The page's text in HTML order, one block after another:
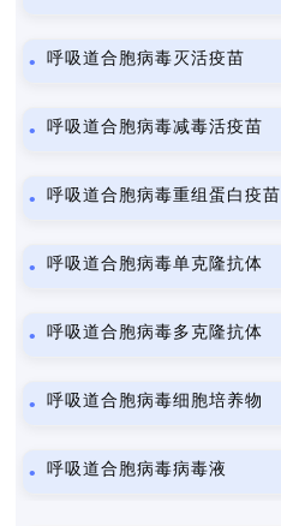
呼吸道合胞病毒灭活疫苗
呼吸道合胞病毒减毒活疫苗
呼吸道合胞病毒重组蛋白疫苗
呼吸道合胞病毒单克隆抗体
呼吸道合胞病毒多克隆抗体
呼吸道合胞病毒细胞培养物
呼吸道合胞病毒病毒液